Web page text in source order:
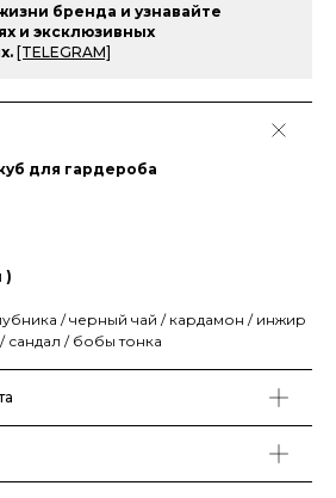
бренда и узнавайте
и эксклюзивных
[TELEGRAM]
для гардероба
)
/ черный чай / кардамон / инжир
сандал / бобы тонка